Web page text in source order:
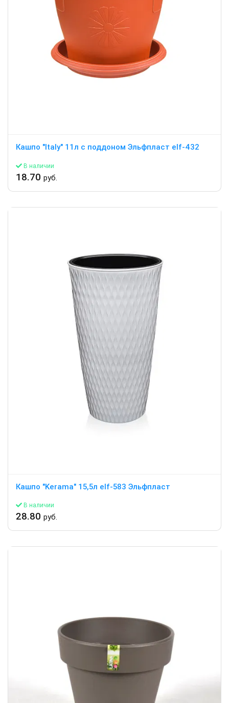
Кашпо "Italy" 11л c поддоном Эльфпласт elf-432
В наличии
18.70 руб.
Кашпо "Kerama" 15,5л elf-583 Эльфпласт
В наличии
28.80 руб.